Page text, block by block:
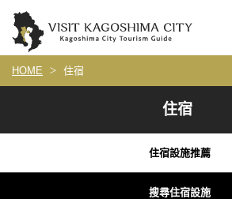
HOME 住宿
住宿
住宿設施推薦
搜尋住宿設施